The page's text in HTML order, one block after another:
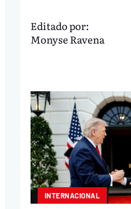
Editado por:
Monyse Ravena
INTERNACIONAL